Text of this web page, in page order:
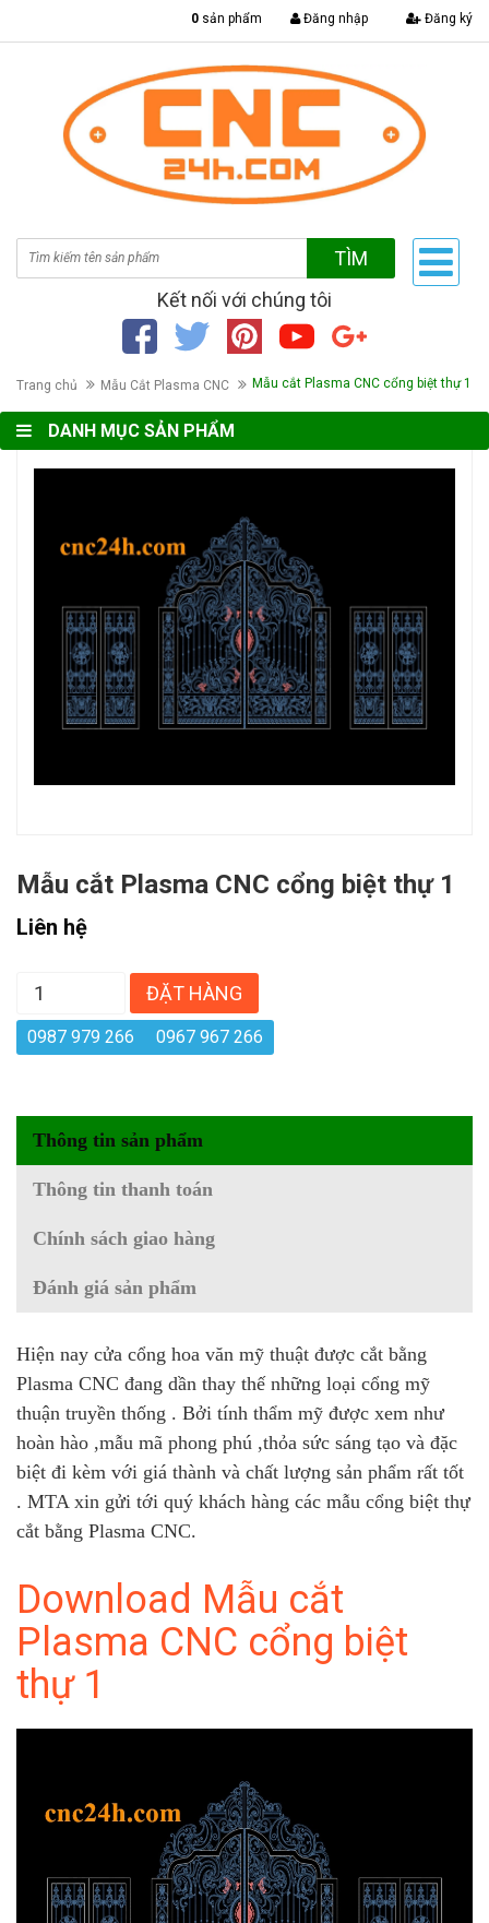
0 sản phẩm Đăng nhập Đăng ký
TÌM
Kết nối với chúng tôi
Trang chủ Mẫu Cắt Plasma CNC Mẫu cắt Plasma CNC cổng biệt thự 1
DANH MỤC SẢN PHẨM
Mẫu cắt Plasma CNC cổng biệt thự 1
Liên hệ
ĐẶT HÀNG
0987 979 266 0967 967 266
Thông tin sản phẩm
Thông tin thanh toán
Chính sách giao hàng
Đánh giá sản phẩm
Hiện nay cửa cổng hoa văn mỹ thuật được cắt bằng
Plasma CNC đang dần thay thế những loại cổng mỹ
thuận truyền thống . Bởi tính thẩm mỹ được xem như
hoàn hào ,mẫu mã phong phú ,thỏa sức sáng tạo và đặc
biệt đi kèm với giá thành và chất lượng sản phẩm rất tốt
. MTA xin gửi tới quý khách hàng các mẫu cổng biệt thự
cắt bằng Plasma CNC.
Download Mẫu cắt
Plasma CNC cổng biệt
thự 1